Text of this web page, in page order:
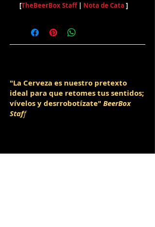
[TheBeerBox Staff| Nota de Cata ]
"La Cerveza es nuestro pretexto
ideal para que retomes tus sentidos;
vívelos y desrrobotízate" BeerBox
Staff